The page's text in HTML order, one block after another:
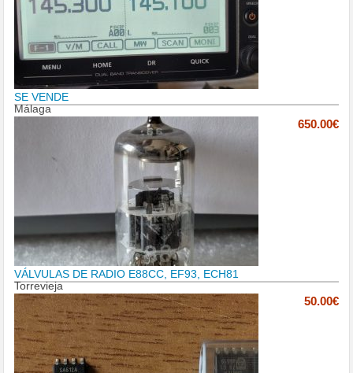
SE VENDE
Málaga
650.00€
VÁLVULAS DE RADIO E88CC, EF93, ECH81
Torrevieja
50.00€